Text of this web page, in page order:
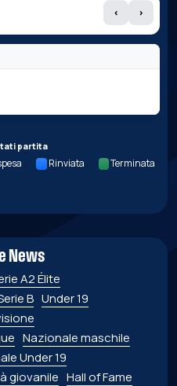
‹ ›
partita
Rinviata Terminata
News
A2 Élite
B Under 19
Nazionale maschile
Under 19
giovanile Hall of Fame